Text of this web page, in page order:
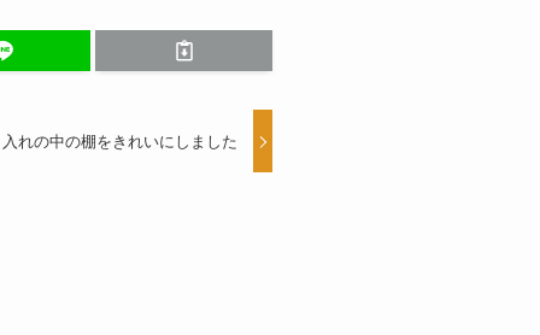
れの中の棚をきれいにしました